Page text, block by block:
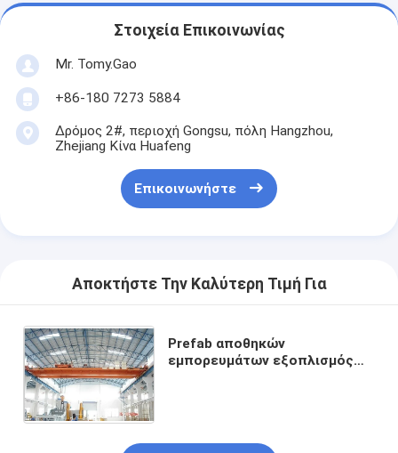
Στοιχεία Επικοινωνίας
Mr. Tomy.Gao
+86-180 7273 5884
Δρόμος 2#, περιοχή Gongsu, πόλη Hangzhou,
Zhejiang Κίνα Huafeng
Επικοινωνήστε
Αποκτήστε Την Καλύτερη Τιμή Για
Prefab αποθηκών
εμπορευμάτων εξοπλισμός